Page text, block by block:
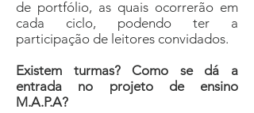
de portfólio, as quais ocorrerão em
cada ciclo, podendo ter a
participação de leitores convidados.
Existem turmas? Como se dá a
entrada no projeto de ensino
M.A.P.A?